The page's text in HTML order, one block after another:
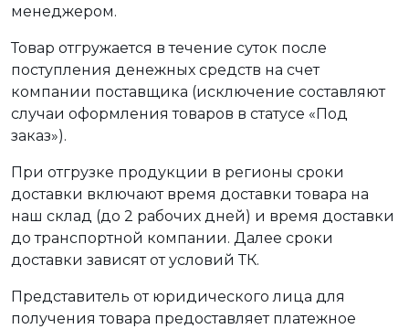
менеджером.
Товар отгружается в течение суток после
поступления денежных средств на счет
компании поставщика (исключение составляют
случаи оформления товаров в статусе «Под
заказ»).
При отгрузке продукции в регионы сроки
доставки включают время доставки товара на
наш склад (до 2 рабочих дней) и время доставки
до транспортной компании. Далее сроки
доставки зависят от условий ТК.
Представитель от юридического лица для
получения товара предоставляет платежное